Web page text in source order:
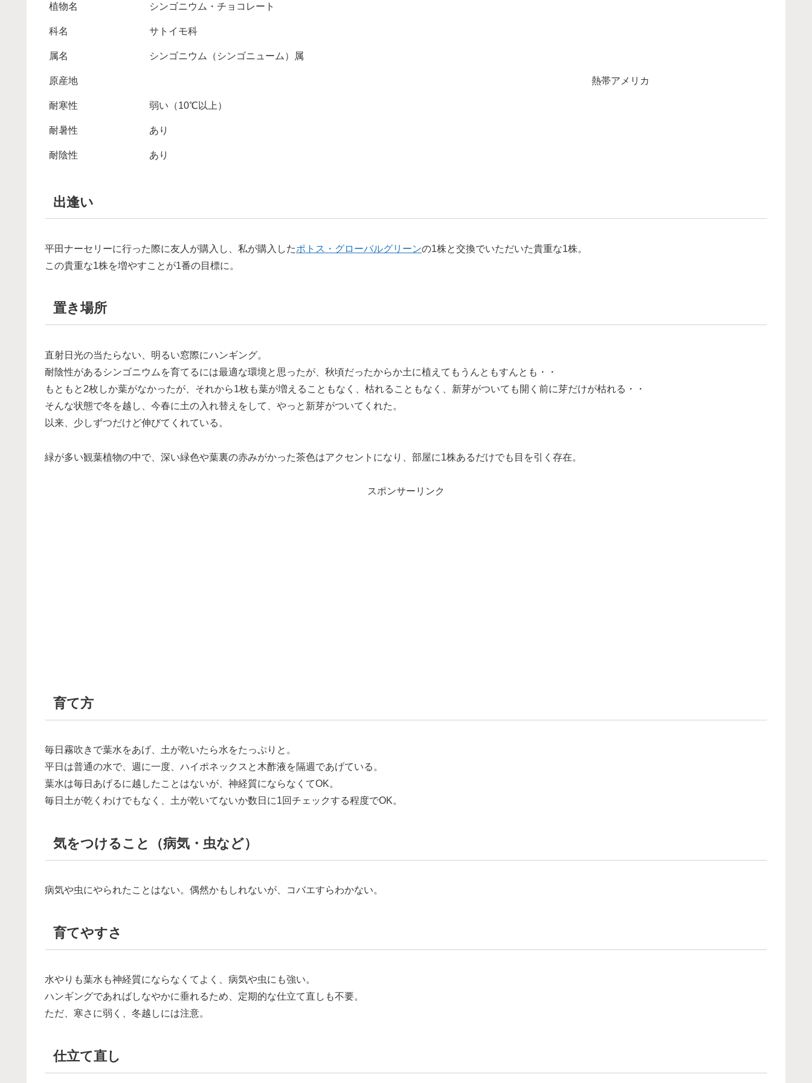
植物名 シンゴニウム・チョコレート
科名 サトイモ科
属名 シンゴニウム（シンゴニューム）属
原産地 熱帯アメリカ
耐寒性 弱い（10℃以上）
耐暑性 あり
耐陰性 あり
出逢い
平田ナーセリーに行った際に友人が購入し、私が購入したポトス・グローバルグリーンの1株と交換でいただいた貴重な1株。
この貴重な1株を増やすことが1番の目標に。
置き場所
直射日光の当たらない、明るい窓際にハンギング。
耐陰性があるシンゴニウムを育てるには最適な環境と思ったが、秋頃だったからか土に植えてもうんともすんとも・・
もともと2枚しか葉がなかったが、それから1枚も葉が増えることもなく、枯れることもなく、新芽がついても開く前に芽だけが枯れる・・
そんな状態で冬を越し、今春に土の入れ替えをして、やっと新芽がついてくれた。
以来、少しずつだけど伸びてくれている。
緑が多い観葉植物の中で、深い緑色や葉裏の赤みがかった茶色はアクセントになり、部屋に1株あるだけでも目を引く存在。
スポンサーリンク
育て方
毎日霧吹きで葉水をあげ、土が乾いたら水をたっぷりと。
平日は普通の水で、週に一度、ハイポネックスと木酢液を隔週であげている。
葉水は毎日あげるに越したことはないが、神経質にならなくてOK。
毎日土が乾くわけでもなく、土が乾いてないか数日に1回チェックする程度でOK。
気をつけること（病気・虫など）
病気や虫にやられたことはない。偶然かもしれないが、コバエすらわかない。
育てやすさ
水やりも葉水も神経質にならなくてよく、病気や虫にも強い。
ハンギングであればしなやかに垂れるため、定期的な仕立て直しも不要。
ただ、寒さに弱く、冬越しには注意。
仕立て直し